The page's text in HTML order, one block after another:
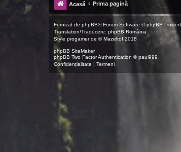
Acasă Prima pagină
Furnizat de phpBB® Forum Software © phpBB Limited
Translation/Traducere: phpBB România
Style progamerde ©Mazeltof 2018
phpBB SiteMaker
phpBB Two Factor Authentication ©paul999
Confidențialitate | Termeni